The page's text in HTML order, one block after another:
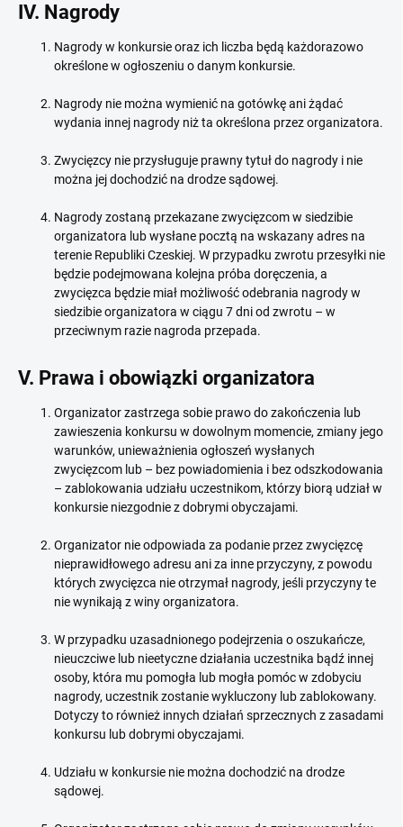
IV. Nagrody
Nagrody w konkursie oraz ich liczba będą każdorazowo
określone w ogłoszeniu o danym konkursie.
Nagrody nie można wymienić na gotówkę ani żądać
wydania innej nagrody niż ta określona przez organizatora.
Zwycięzcy nie przysługuje prawny tytuł do nagrody i nie
można jej dochodzić na drodze sądowej.
Nagrody zostaną przekazane zwycięzcom w siedzibie
organizatora lub wysłane pocztą na wskazany adres na
terenie Republiki Czeskiej. W przypadku zwrotu przesyłki nie
będzie podejmowana kolejna próba doręczenia, a
zwycięzca będzie miał możliwość odebrania nagrody w
siedzibie organizatora w ciągu 7 dni od zwrotu – w
przeciwnym razie nagroda przepada.
V. Prawa i obowiązki organizatora
Organizator zastrzega sobie prawo do zakończenia lub
zawieszenia konkursu w dowolnym momencie, zmiany jego
warunków, unieważnienia ogłoszeń wysłanych
zwycięzcom lub – bez powiadomienia i bez odszkodowania
– zablokowania udziału uczestnikom, którzy biorą udział w
konkursie niezgodnie z dobrymi obyczajami.
Organizator nie odpowiada za podanie przez zwycięzcę
nieprawidłowego adresu ani za inne przyczyny, z powodu
których zwycięzca nie otrzymał nagrody, jeśli przyczyny te
nie wynikają z winy organizatora.
W przypadku uzasadnionego podejrzenia o oszukańcze,
nieuczciwe lub nieetyczne działania uczestnika bądź innej
osoby, która mu pomogła lub mogła pomóc w zdobyciu
nagrody, uczestnik zostanie wykluczony lub zablokowany.
Dotyczy to również innych działań sprzecznych z zasadami
konkursu lub dobrymi obyczajami.
Udziału w konkursie nie można dochodzić na drodze
sądowej.